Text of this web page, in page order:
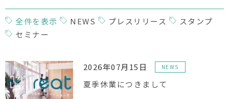
全件を表示 NEWS プレスリリース
スタンプ
セミナー
2026年07月15日 NEWS
夏季休業につきまして